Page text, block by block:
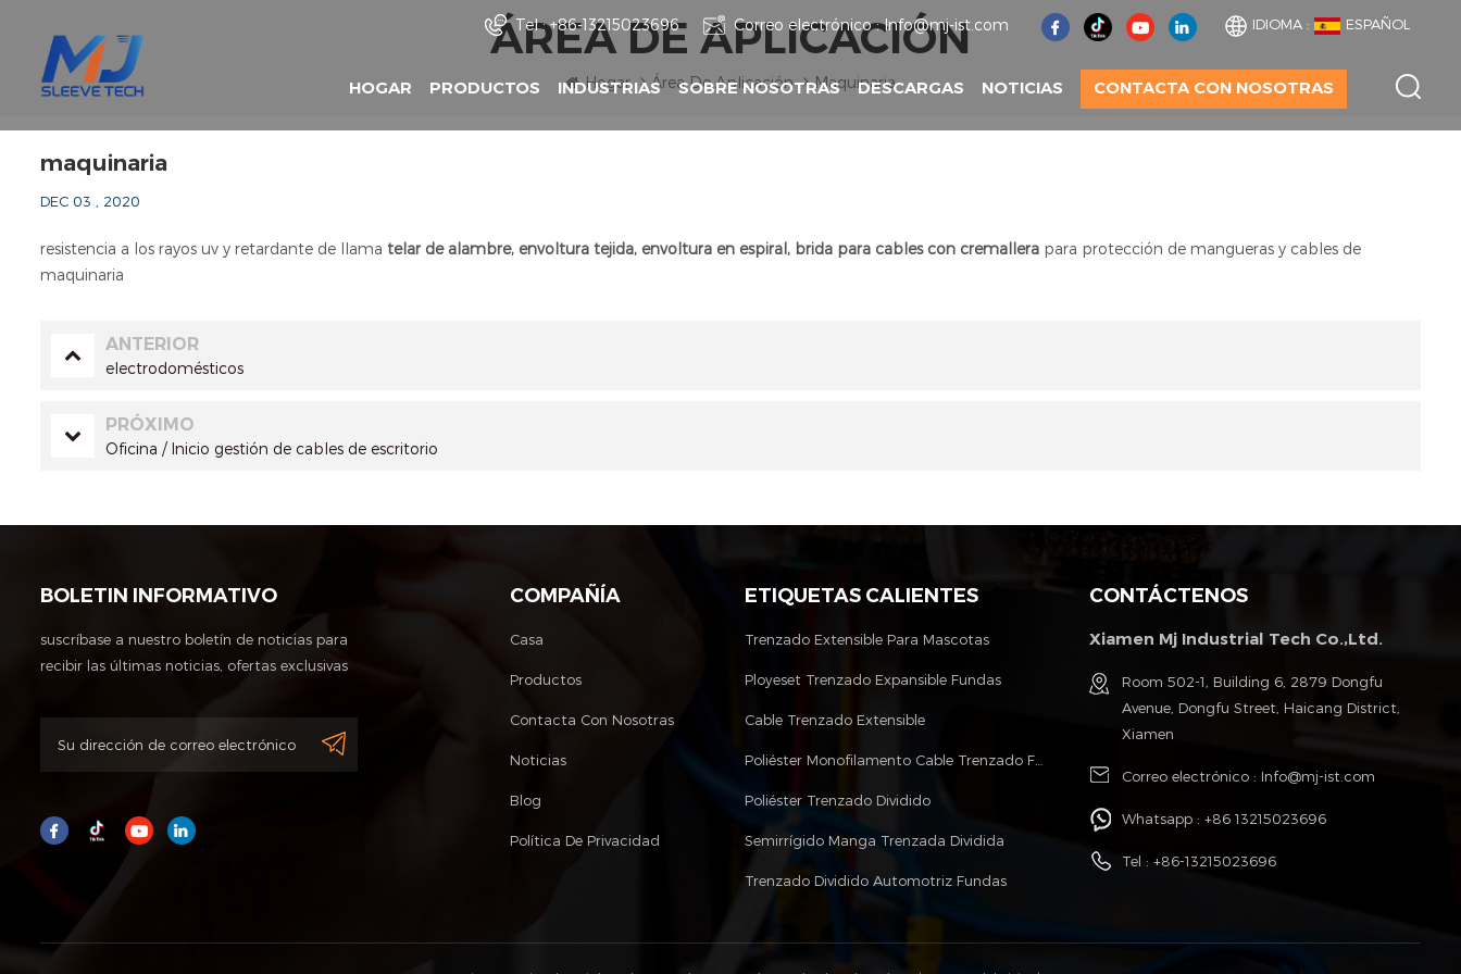
IDIOMA : ESPAÑOL
Tel :+86-13215023696 Correo electrónico :Info@mj-ist.com
HOGAR PRODUCTOS INDUSTRIAS SOBRE NOSOTRAS DESCARGAS NOTICIAS CONTACTA CON NOSOTRAS
ÁREA DE APLICACIÓN
Hogar Área De Aplicación Maquinaria
maquinaria
DEC 03 , 2020
resistencia a los rayos uv y retardante de llama telar de alambre, envoltura tejida, envoltura en espiral, brida para cables con cremallera para protección de mangueras y cables de
maquinaria
ANTERIOR
electrodomésticos
PRÓXIMO
Oficina / Inicio gestión de cables de escritorio
BOLETIN INFORMATIVO
suscríbase a nuestro boletín de noticias para
recibir las últimas noticias, ofertas exclusivas
COMPAÑÍA
Casa
Productos
Contacta Con Nosotras
Noticias
Blog
Política De Privacidad
ETIQUETAS CALIENTES
Trenzado Extensible Para Mascotas
Ployeset Trenzado Expansible Fundas
Cable Trenzado Extensible
Poliéster Monofilamento Cable Trenzado Fundas
Poliéster Trenzado Dividido
Semirrígido Manga Trenzada Dividida
Trenzado Dividido Automotriz Fundas
CONTÁCTENOS
Xiamen Mj Industrial Tech Co.,Ltd.
Room 502-1, Building 6, 2879 Dongfu
Avenue, Dongfu Street, Haicang District,
Xiamen
Correo electrónico : Info@mj-ist.com
Whatsapp :+86 13215023696
Tel :+86-13215023696